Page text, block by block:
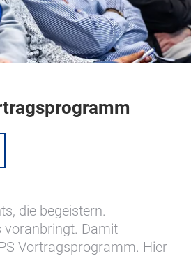
die begeistern.
voranbringt. Damit
Vortragsprogramm. Hier